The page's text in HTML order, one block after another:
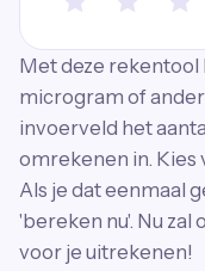
Met deze
microgram of
invoerveld het
omrekenen in. Kies
Als je dat eenmaal
'bereken nu'. Nu
voor je uitrekenen!